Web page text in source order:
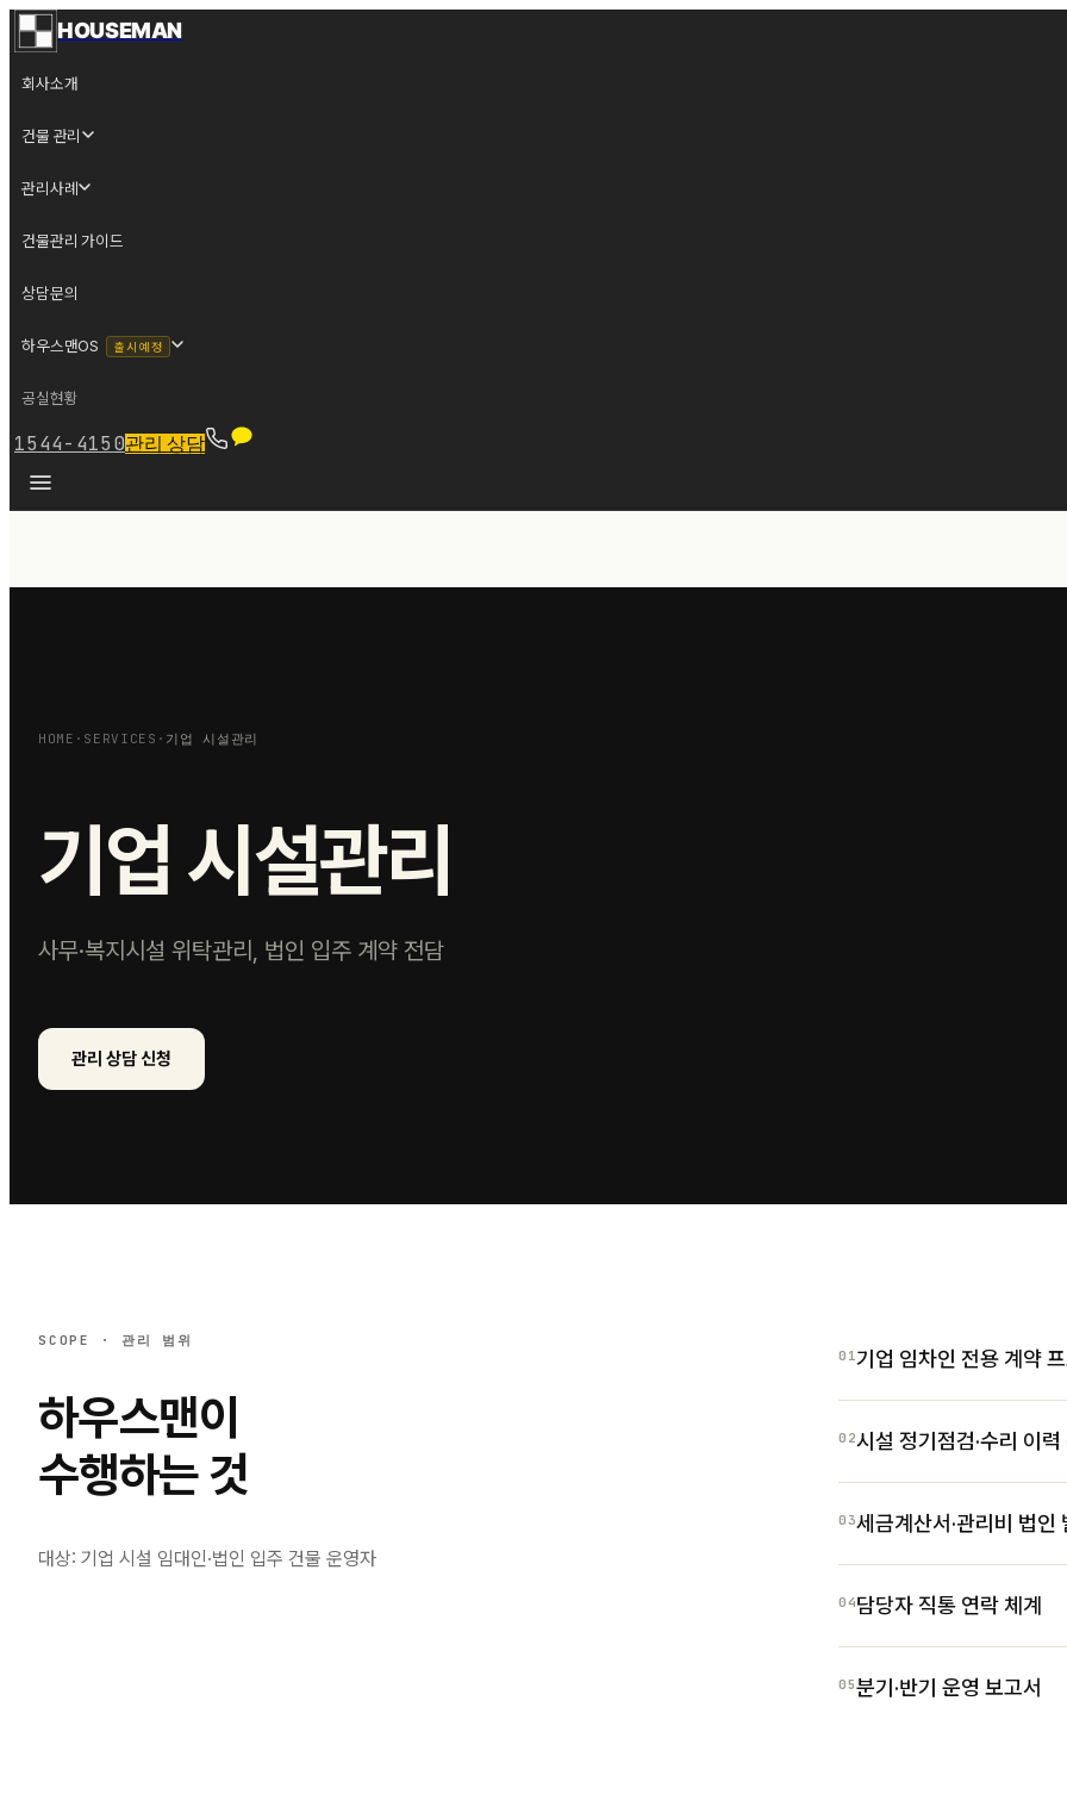
HOUSEMAN
회사소개
건물 관리
관리사례
건물관리 가이드
상담문의
하우스맨OS 출시 예정
공실현황
1544-4150관리 상담
HOME · SERVICES · 기업 시설관리
기업 시설관리
사무·복지시설 위탁관리, 법인 입주 계약 전담
관리 상담 신청
SCOPE · 관리 범위
하우스맨이
수행하는 것
대상: 기업 시설 임대인·법인 입주 건물 운영자
01기업 임차인 전용 계약
02시설 정기점검·수리 이
03세금계산서·관리비 법인
04담당자 직통 연락 체계
05분기·반기 운영 보고서